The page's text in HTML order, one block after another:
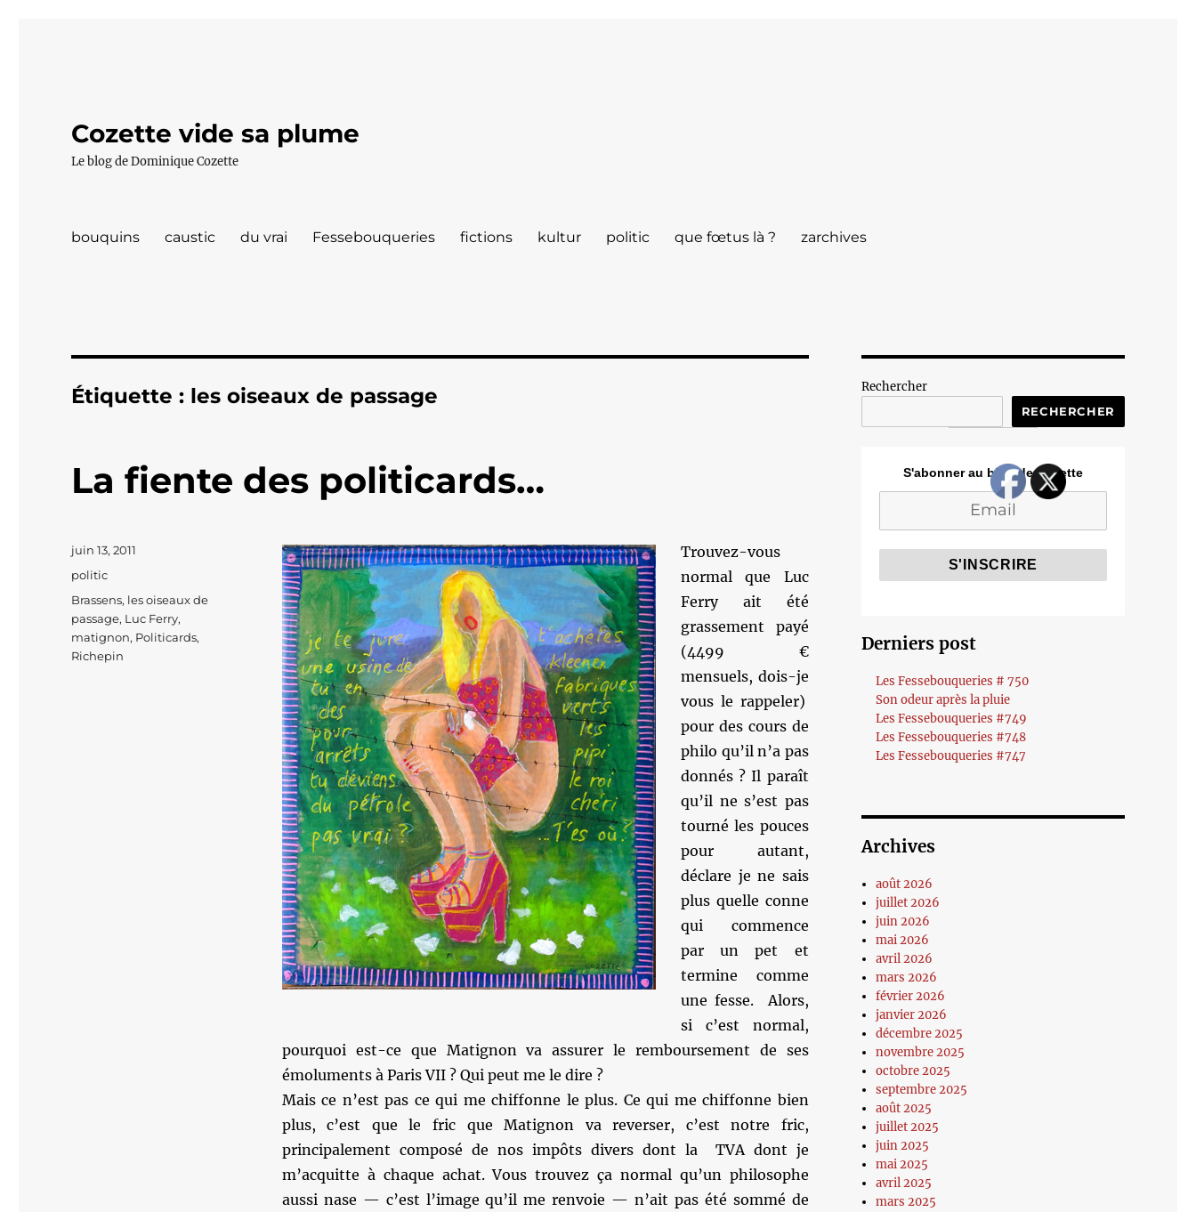
Cozette vide sa plume
Le blog de Dominique Cozette
bouquins caustic du vrai Fessebouqueries fictions kultur politic que fœtus là ? zarchives
Étiquette : les oiseaux de passage
La fiente des politicards…
Trouvez-vous
normal que Luc
Ferry ait été
grassement payé
(4499 €
mensuels, dois-je
vous le rappeler)
pour des cours de
philo qu’il n’a pas
donnés ? Il paraît
qu’il ne s’est pas
tourné les pouces
pour autant,
déclare je ne sais
plus quelle conne
qui commence
par un pet et
termine comme
une fesse. Alors,
si c’est normal,
pourquoi est-ce que Matignon va assurer le remboursement de ses
émoluments à Paris VII ? Qui peut me le dire ?
Mais ce n’est pas ce qui me chiffonne le plus. Ce qui me chiffonne bien
plus, c’est que le fric que Matignon va reverser, c’est notre fric,
principalement composé de nos impôts divers dont la TVA dont je
m’acquitte à chaque achat. Vous trouvez ça normal qu’un philosophe
aussi nase — c’est l’image qu’il me renvoie — n’ait pas été sommé de
Publié
juin 13, 2011
Catégories
politic
Étiquettes
Brassens, les oiseaux de
passage, Luc Ferry,
matignon, Politicards,
Richepin
Rechercher
RECHERCHER
S'abonner au blog de Cozette
Derniers post
Les Fessebouqueries # 750
Son odeur après la pluie
Les Fessebouqueries #749
Les Fessebouqueries #748
Les Fessebouqueries #747
Archives
août 2026
juillet 2026
juin 2026
mai 2026
avril 2026
mars 2026
février 2026
janvier 2026
décembre 2025
novembre 2025
octobre 2025
septembre 2025
août 2025
juillet 2025
juin 2025
mai 2025
avril 2025
mars 2025